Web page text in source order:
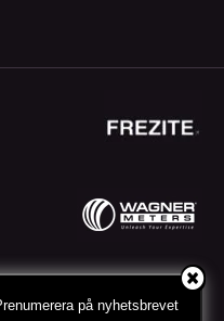
på nyhetsbrevet